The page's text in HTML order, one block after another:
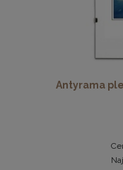
Drewniana,Antyrama